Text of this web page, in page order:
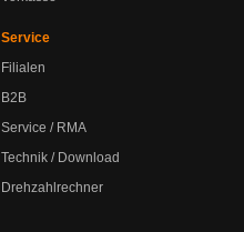
Service
Filialen
B2B
Service / RMA
Technik / Download
Drehzahlrechner